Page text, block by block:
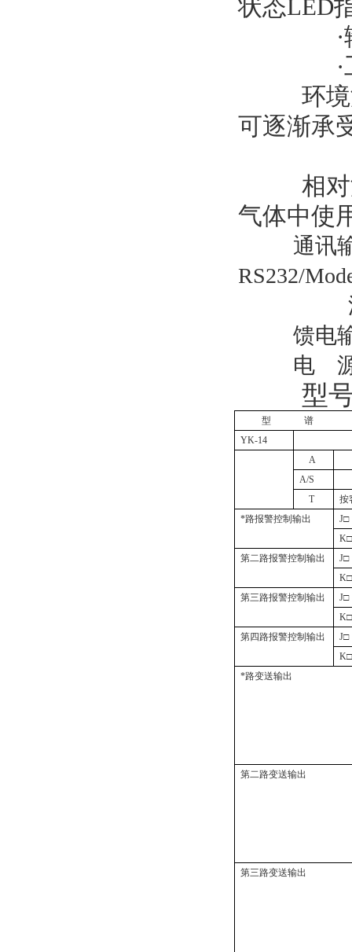
状态LED
环
可逐渐承
相
气体中使
通讯
RS232/
馈电
电
型
型
谱
YK-14
A
A/S
T
按
*路报警控制输出
J□
K□
第二路报警控制输出
J□
K□
第三路报警控制输出
J□
K□
第四路报警控制输出
J□
K□
*路变送输出
第二路变送输出
第三路变送输出